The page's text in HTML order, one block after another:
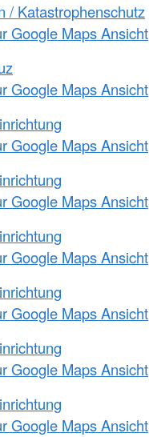
/ Katastrophenschutz
Google Maps Ansicht
Google Maps Ansicht
Google Maps Ansicht
Google Maps Ansicht
Google Maps Ansicht
Google Maps Ansicht
Google Maps Ansicht
Google Maps Ansicht